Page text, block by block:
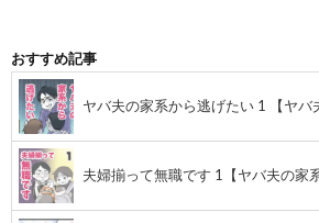
おすすめ記事
ヤバ夫の家系から逃げたい 1 【ヤバ
夫婦揃って無職です 1【ヤバ夫の家